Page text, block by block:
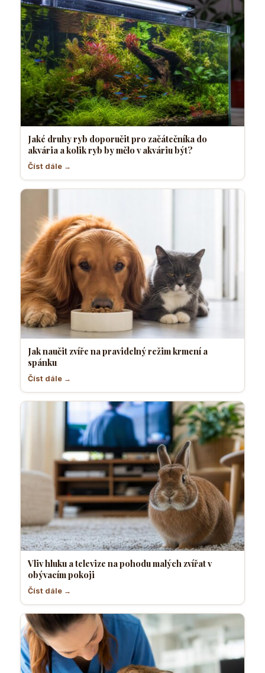
Jaké druhy ryb doporučit pro začátečníka do
akvária a kolik ryb by mělo v akváriu být?
Číst dále →
Jak naučit zvíře na pravidelný režim krmení a
spánku
Číst dále →
Vliv hluku a televize na pohodu malých zvířat v
obývacím pokoji
Číst dále →